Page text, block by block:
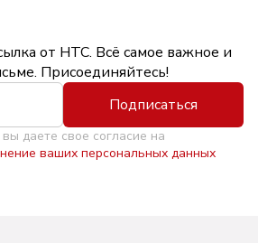
от НТС. Всё самое важное и
Присоединяйтесь!
Подписаться
даете свое согласие на
ваших персональных данных